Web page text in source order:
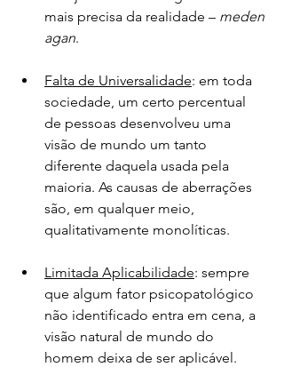
mais precisa da realidade – meden
agan.
Falta de Universalidade: em toda
sociedade, um certo percentual
de pessoas desenvolveu uma
visão de mundo um tanto
diferente daquela usada pela
maioria. As causas de aberrações
são, em qualquer meio,
qualitativamente monolíticas.
Limitada Aplicabilidade: sempre
que algum fator psicopatológico
não identificado entra em cena, a
visão natural de mundo do
homem deixa de ser aplicável.